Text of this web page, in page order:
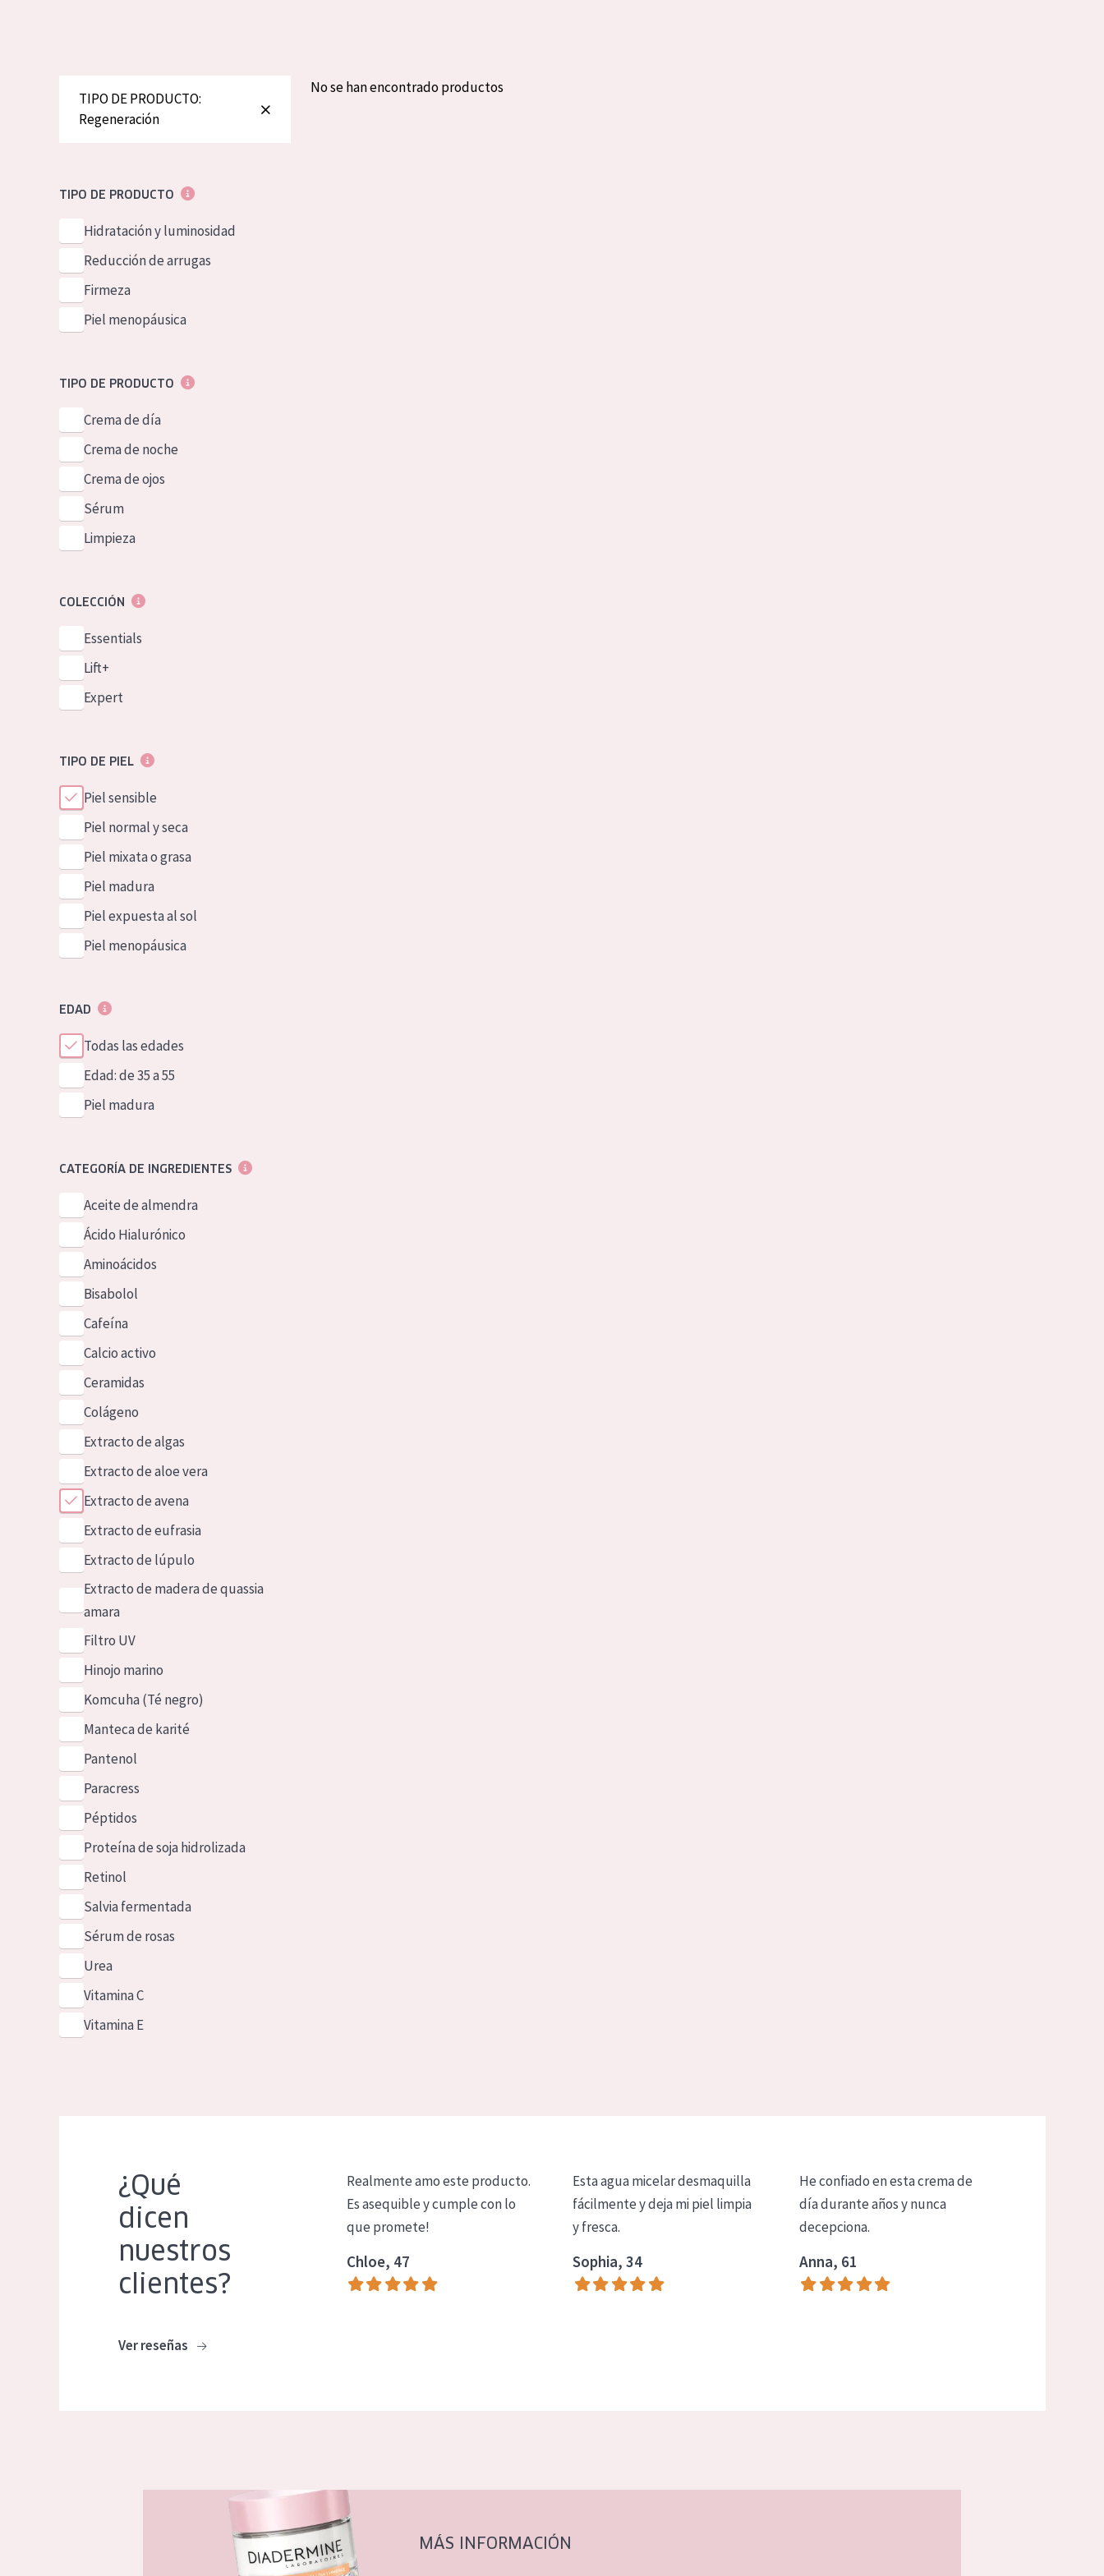
TIPO DE PRODUCTO:
Regeneración
TIPO DE PRODUCTO
Hidratación y luminosidad
Reducción de arrugas
Firmeza
Piel menopáusica
TIPO DE PRODUCTO
Crema de día
Crema de noche
Crema de ojos
Sérum
Limpieza
COLECCIÓN
Essentials
Lift+
Expert
TIPO DE PIEL
Piel sensible
Piel normal y seca
Piel mixata o grasa
Piel madura
Piel expuesta al sol
Piel menopáusica
EDAD
Todas las edades
Edad: de 35 a 55
Piel madura
CATEGORÍA DE INGREDIENTES
Aceite de almendra
Ácido Hialurónico
Aminoácidos
Bisabolol
Cafeína
Calcio activo
Ceramidas
Colágeno
Extracto de algas
Extracto de aloe vera
Extracto de avena
Extracto de eufrasia
Extracto de lúpulo
Extracto de madera de quassia
amara
Filtro UV
Hinojo marino
Komcuha (Té negro)
Manteca de karité
Pantenol
Paracress
Péptidos
Proteína de soja hidrolizada
Retinol
Salvia fermentada
Sérum de rosas
Urea
Vitamina C
Vitamina E
No se han encontrado productos
¿Qué
dicen
nuestros
clientes?
Ver reseñas
Realmente amo este producto.
Es asequible y cumple con lo
que promete!
Chloe, 47
Esta agua micelar desmaquilla
fácilmente y deja mi piel limpia
y fresca.
Sophia, 34
He confiado en esta crema de
día durante años y nunca
decepciona.
Anna, 61
MÁS INFORMACIÓN